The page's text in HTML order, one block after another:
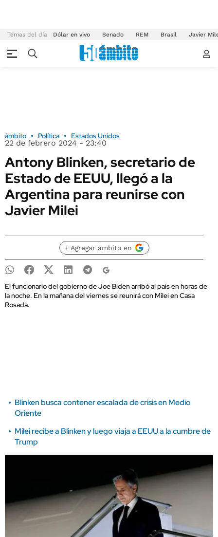
Temas del día Dólar en vivo Senado REM Brasil Javier
ámbito Política Estados Unidos
22 de febrero 2024 - 23:40
Antony Blinken, secretario de
Estado de EEUU, llegó a la
Argentina para reunirse con
Javier Milei
+ Agregar ámbito en
El funcionario del gobierno de Joe Biden arribó al país en horas de
la noche. En la mañana del viernes se reunirá con Milei en Casa
Rosada.
Blinken busca contener escalada de crisis en Medio
Oriente
Milei recibe a Blinken y luego viaja a EEUU a la cumbre de
Trump